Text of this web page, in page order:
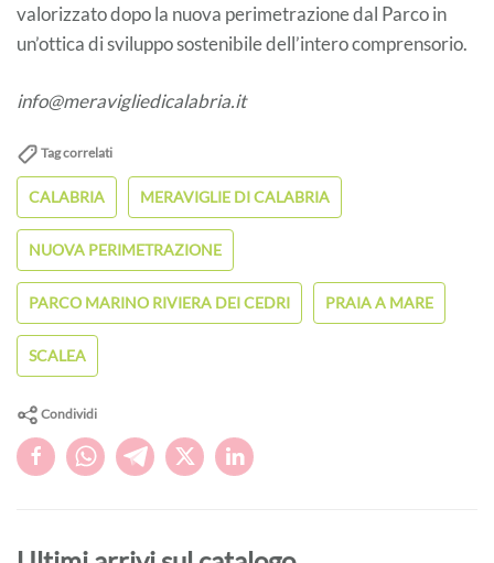
valorizzato dopo la nuova perimetrazione dal Parco in
un’ottica di sviluppo sostenibile dell’intero comprensorio.
info@meravigliedicalabria.it
Tag correlati
CALABRIA MERAVIGLIE DI CALABRIA
NUOVA PERIMETRAZIONE
PARCO MARINO RIVIERA DEI CEDRI PRAIA A MARE
SCALEA
Condividi